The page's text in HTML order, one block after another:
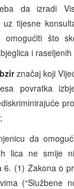
da izradi
uz tijesne
što
i raseljenih
značaj koji
povratka
da
lica ne smije
6. (1) Zakona o
(“Službene